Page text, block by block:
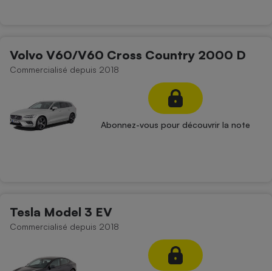
Volvo V60/V60 Cross Country 2000 D
Commercialisé depuis 2018
Abonnez-vous pour découvrir la note
Tesla Model 3 EV
Commercialisé depuis 2018